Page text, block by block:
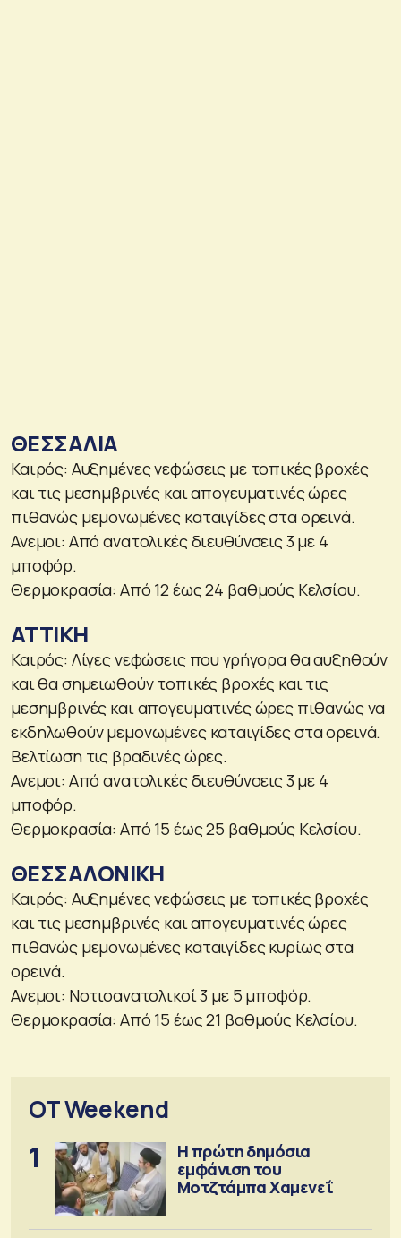
ΘΕΣΣΑΛΙΑ
Καιρός: Αυξημένες νεφώσεις με τοπικές βροχές
και τις μεσημβρινές και απογευματινές ώρες
πιθανώς μεμονωμένες καταιγίδες στα ορεινά.
Ανεμοι: Από ανατολικές διευθύνσεις 3 με 4
μποφόρ.
Θερμοκρασία: Από 12 έως 24 βαθμούς Κελσίου.
ΑΤΤΙΚΗ
Καιρός: Λίγες νεφώσεις που γρήγορα θα αυξηθούν
και θα σημειωθούν τοπικές βροχές και τις
μεσημβρινές και απογευματινές ώρες πιθανώς να
εκδηλωθούν μεμονωμένες καταιγίδες στα ορεινά.
Βελτίωση τις βραδινές ώρες.
Ανεμοι: Από ανατολικές διευθύνσεις 3 με 4
μποφόρ.
Θερμοκρασία: Από 15 έως 25 βαθμούς Κελσίου.
ΘΕΣΣΑΛΟΝΙΚΗ
Καιρός: Αυξημένες νεφώσεις με τοπικές βροχές
και τις μεσημβρινές και απογευματινές ώρες
πιθανώς μεμονωμένες καταιγίδες κυρίως στα
ορεινά.
Ανεμοι: Νοτιοανατολικοί 3 με 5 μποφόρ.
Θερμοκρασία: Από 15 έως 21 βαθμούς Κελσίου.
OT Weekend
1
Η πρώτη δημόσια
εμφάνιση του
Μοτζτάμπα Χαμενεΐ